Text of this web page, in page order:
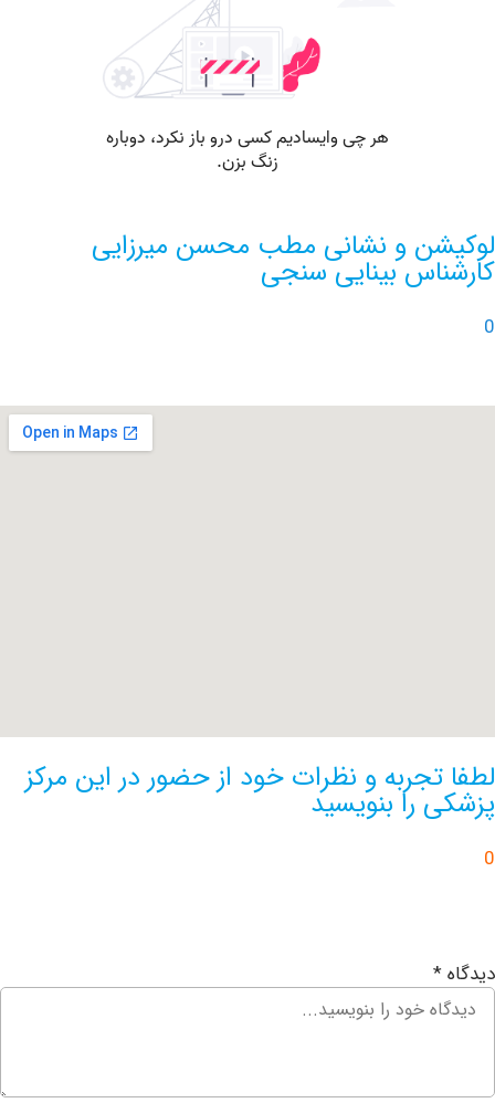
و نشانی مطب محسن میرزایی
بینایی سنجی
و نظرات خود از حضور در این مرکز
را بنویسید